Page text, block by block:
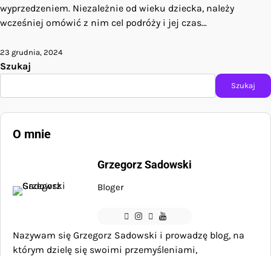
wyprzedzeniem. Niezależnie od wieku dziecka, należy
wcześniej omówić z nim cel podróży i jej czas…
23 grudnia, 2024
Szukaj
Szukaj
O mnie
Grzegorz Sadowski
Bloger
Nazywam się Grzegorz Sadowski i prowadzę blog, na
którym dzielę się swoimi przemyśleniami,